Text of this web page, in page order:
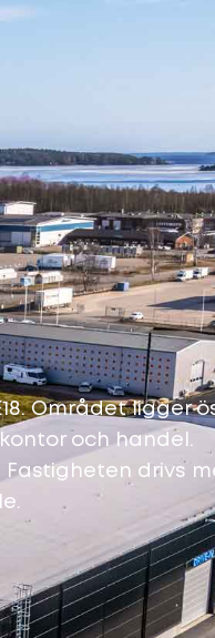
Området ligger
och handel.
drivs